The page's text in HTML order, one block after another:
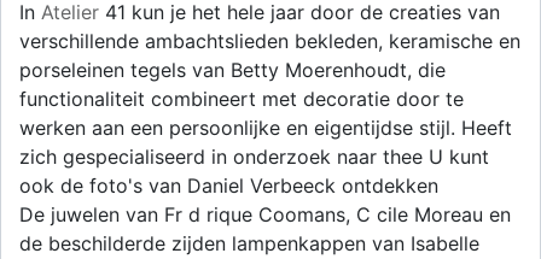
In Atelier 41 kun je het hele jaar door de creaties van
verschillende ambachtslieden bekleden, keramische en
porseleinen tegels van Betty Moerenhoudt, die
functionaliteit combineert met decoratie door te
werken aan een persoonlijke en eigentijdse stijl. Heeft
zich gespecialiseerd in onderzoek naar thee U kunt
ook de foto's van Daniel Verbeeck ontdekken
De juwelen van Fr d rique Coomans, C cile Moreau en
de beschilderde zijden lampenkappen van Isabelle